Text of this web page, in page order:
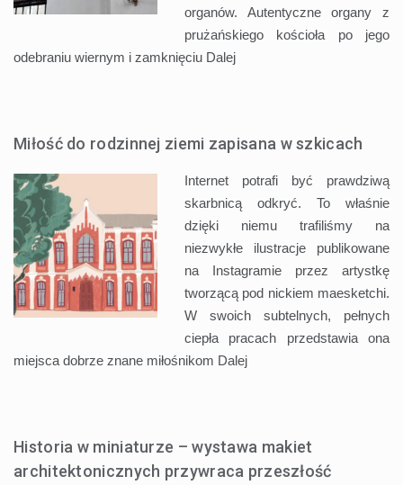
organów. Autentyczne organy z
prużańskiego kościoła po jego
odebraniu wiernym i zamknięciu Dalej
Miłość do rodzinnej ziemi zapisana w szkicach
Internet potrafi być prawdziwą
skarbnicą odkryć. To właśnie
dzięki niemu trafiliśmy na
niezwykłe ilustracje publikowane
na Instagramie przez artystkę
tworzącą pod nickiem maesketchi.
W swoich subtelnych, pełnych
ciepła pracach przedstawia ona
miejsca dobrze znane miłośnikom Dalej
Historia w miniaturze – wystawa makiet
architektonicznych przywraca przeszłość